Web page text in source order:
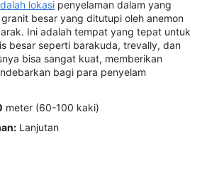
lokasi penyelaman dalam yang
besar yang ditutupi oleh anemon
Ini adalah tempat yang tepat untuk
besar seperti barakuda, trevally, dan
bisa sangat kuat, memberikan
bagi para penyelam
meter (60-100 kaki)
Lanjutan